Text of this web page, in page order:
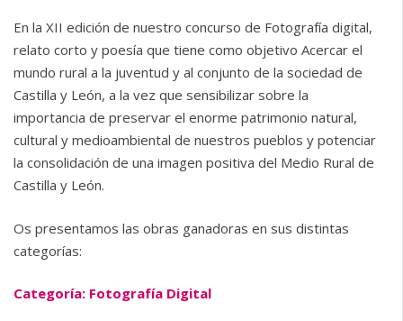
En la XII edición de nuestro concurso de Fotografía digital,
relato corto y poesía que tiene como objetivo Acercar el
mundo rural a la juventud y al conjunto de la sociedad de
Castilla y León, a la vez que sensibilizar sobre la
importancia de preservar el enorme patrimonio natural,
cultural y medioambiental de nuestros pueblos y potenciar
la consolidación de una imagen positiva del Medio Rural de
Castilla y León.
Os presentamos las obras ganadoras en sus distintas
categorías:
Categoría: Fotografía Digital